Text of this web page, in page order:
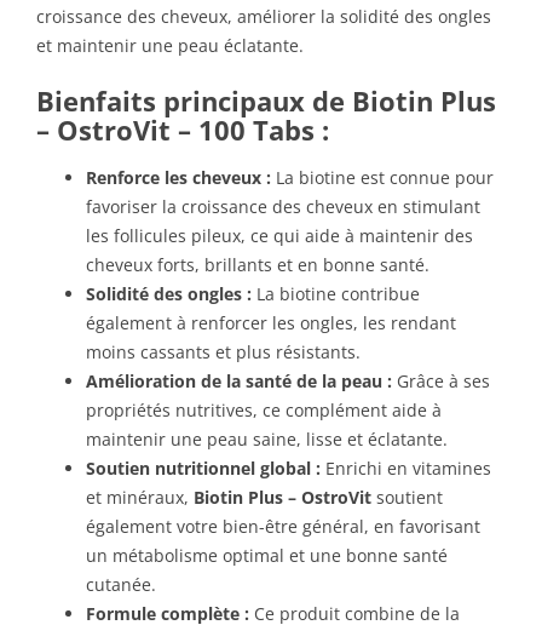
croissance des cheveux, améliorer la solidité des ongles
et maintenir une peau éclatante.
Bienfaits principaux de Biotin Plus
– OstroVit – 100 Tabs :
Renforce les cheveux : La biotine est connue pour
favoriser la croissance des cheveux en stimulant
les follicules pileux, ce qui aide à maintenir des
cheveux forts, brillants et en bonne santé.
Solidité des ongles : La biotine contribue
également à renforcer les ongles, les rendant
moins cassants et plus résistants.
Amélioration de la santé de la peau : Grâce à ses
propriétés nutritives, ce complément aide à
maintenir une peau saine, lisse et éclatante.
Soutien nutritionnel global : Enrichi en vitamines
et minéraux, Biotin Plus – OstroVit soutient
également votre bien-être général, en favorisant
un métabolisme optimal et une bonne santé
cutanée.
Formule complète : Ce produit combine de la